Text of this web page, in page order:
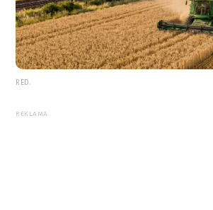
RED.
REKLAMA